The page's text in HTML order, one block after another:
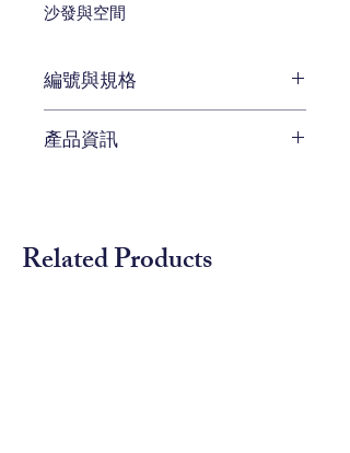
沙發與空間
編號與規格
編號 CEN-SF5170
產品資訊
Related Products